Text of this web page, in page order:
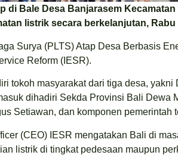
di Bale Desa Banjarasem
listrik secara berkelanjutan, Rabu
Surya (PLTS) Atap Desa Berbasis
Reform (IESR).
tokoh masyarakat dari tiga desa, yakni
dihadiri Sekda Provinsi Bali Dewa
Setiawan, dan komponen pemerintah
(CEO) IESR mengatakan Bali di
listrik di tingkat pedesaan maupun